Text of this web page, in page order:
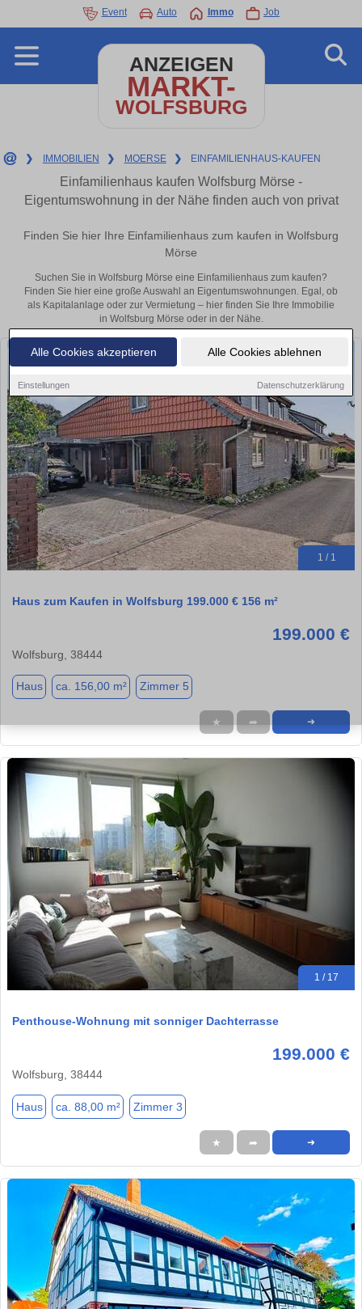
Alle Cookies akzeptieren Alle Cookies ablehnen
Einstellungen Datenschutzerklärung
Event Auto Immo Job
ANZEIGEN
MARKT-
WOLFSBURG
❯ IMMOBILIEN ❯ MOERSE ❯ EINFAMILIENHAUS-KAUFEN
Einfamilienhaus kaufen Wolfsburg Mörse -
Eigentumswohnung in der Nähe finden auch von privat
Finden Sie hier Ihre Einfamilienhaus zum kaufen in Wolfsburg
Mörse
Suchen Sie in Wolfsburg Mörse eine Einfamilienhaus zum kaufen?
Finden Sie hier eine große Auswahl an Eigentumswohnungen. Egal, ob
als Kapitalanlage oder zur Vermietung – hier finden Sie Ihre Immobilie
in Wolfsburg Mörse oder in der Nähe.
1 / 1
Haus zum Kaufen in Wolfsburg 199.000 € 156 m²
199.000 €
Wolfsburg, 38444
Haus ca. 156,00 m² Zimmer 5
★ ➦ ➜
1 / 17
Penthouse-Wohnung mit sonniger Dachterrasse
199.000 €
Wolfsburg, 38444
Haus ca. 88,00 m² Zimmer 3
★ ➦ ➜